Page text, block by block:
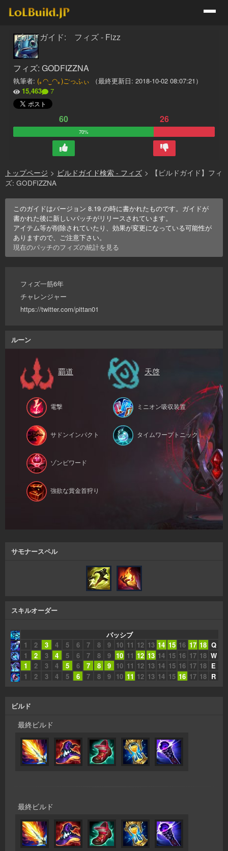
ビルドガイド: フィズ - Fizz
フィズ: GODFIZZNA
執筆者: (｡◠‿◠｡)ごっふぃ （最終更新日: 2018-10-02 08:07:21 ）
15,463
7
60 26
70%
トップページ > ビルドガイド検索 - フィズ >
【ビルドガイド】フィ
ズ: GODFIZZNA
このガイドはバージョン8.19 の時に書かれたものです。ガイドが
書かれた後に新しいパッチがリリースされています。
アイテム等が削除されていたり、効果が変更になっている可能性が
ありますので、ご注意下さい。
現在のパッチのフィズの統計を見る
フィズ一筋6年
チャレンジャー
https://twitter.com/pittan01
ルーン
覇道
電撃
サドンインパクト
ゾンビワード
強欲な賞金首狩り
天啓
ミニオン吸収装置
タイムワープトニック
サモナースペル
スキルオーダー
パッシブ
1
2 3 4 5 6 7 8 9 10 11 12 13 14 15 16 17 18 Q
1
2 3 4 5 6 7 8 9 10 11 12 13 14 15 16 17 18 W
1
2 3 4 5 6 7 8 9 10 11 12 13 14 15 16 17 18 E
1
2 3 4 5 6 7 8 9 10 11 12 13 14 15 16 17 18 R
ビルド
最終ビルド
最終ビルド